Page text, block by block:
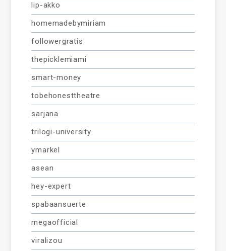
lip-akko
homemadebymiriam
followergratis
thepicklemiami
smart-money
tobehonesttheatre
sarjana
trilogi-university
ymarkel
asean
hey-expert
spabaansuerte
megaofficial
viralizou